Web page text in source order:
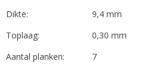
Dikte:
9,4 mm
Toplaag:
0,30 mm
Aantal planken:
7